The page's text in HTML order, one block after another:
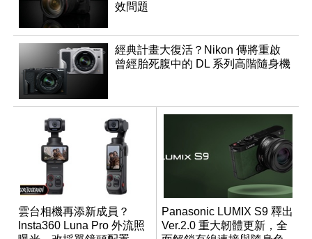
效問題
經典計畫大復活？Nikon 傳將重啟
曾經胎死腹中的 DL 系列高階隨身機
雲台相機再添新成員？
Insta360 Luna Pro 外流照
Panasonic LUMIX S9 釋出
Ver.2.0 重大韌體更新，全